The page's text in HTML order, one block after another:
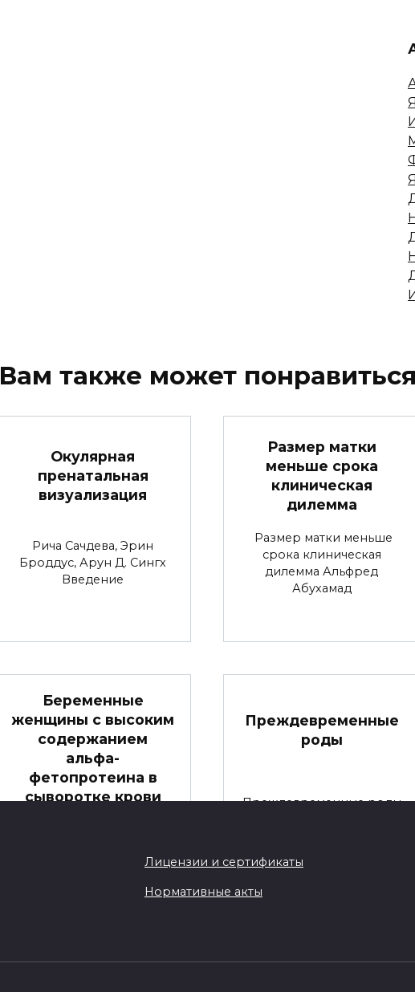
Вам также может понравиться
Окулярная
пренатальная
визуализация
Рича Сачдева, Эрин
Броддус, Арун Д. Сингх
Введение
Размер матки
меньше срока
клиническая
дилемма
Размер матки меньше
срока клиническая
дилемма Альфред
Абухамад
Беременные
женщины с высоким
содержанием
альфа-
фетопротеина в
сыворотке крови
высоким содержанием
Преждевременные
роды
Преждевременные роды
Лицензии и сертификаты
Нормативные акты